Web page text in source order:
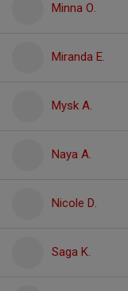
Minna O.
Miranda E.
Mysk A.
Naya A.
Nicole D.
Saga K.